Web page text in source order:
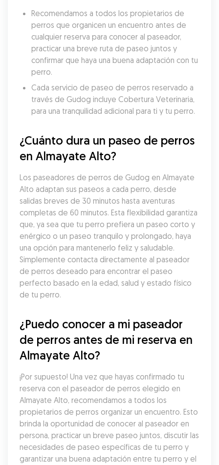
Recomendamos a todos los propietarios de
perros que organicen un encuentro antes de
cualquier reserva para conocer al paseador,
practicar una breve ruta de paseo juntos y
confirmar que haya una buena adaptación con tu
perro.
Cada servicio de paseo de perros reservado a
través de Gudog incluye Cobertura Veterinaria,
para una tranquilidad adicional para ti y tu perro.
¿Cuánto dura un paseo de perros
en Almayate Alto?
Los paseadores de perros de Gudog en Almayate
Alto adaptan sus paseos a cada perro, desde
salidas breves de 30 minutos hasta aventuras
completas de 60 minutos. Esta flexibilidad garantiza
que, ya sea que tu perro prefiera un paseo corto y
enérgico o un paseo tranquilo y prolongado, haya
una opción para mantenerlo feliz y saludable.
Simplemente contacta directamente al paseador
de perros deseado para encontrar el paseo
perfecto basado en la edad, salud y estado físico
de tu perro.
¿Puedo conocer a mi paseador
de perros antes de mi reserva en
Almayate Alto?
¡Por supuesto! Una vez que hayas confirmado tu
reserva con el paseador de perros elegido en
Almayate Alto, recomendamos a todos los
propietarios de perros organizar un encuentro. Esto
brinda la oportunidad de conocer al paseador en
persona, practicar un breve paseo juntos, discutir las
necesidades de paseo específicas de tu perro y
garantizar una buena adaptación entre tu perro y el